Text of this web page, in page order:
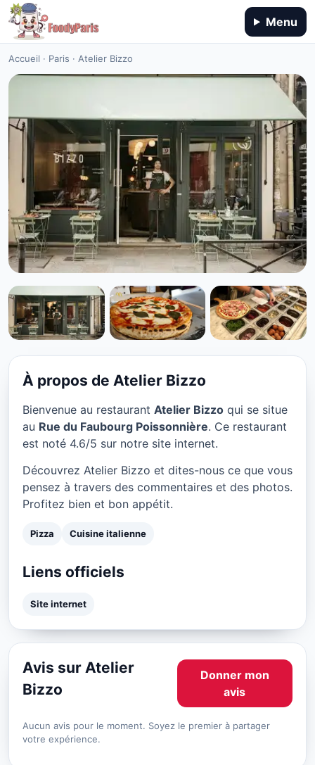
Menu
Accueil · Paris · Atelier Bizzo
PIZZA
Atelier Bizzo à Paris
★ 4.6/5
À propos de Atelier Bizzo
Bienvenue au restaurant Atelier Bizzo qui se situe
au Rue du Faubourg Poissonnière. Ce restaurant
est noté 4.6/5 sur notre site internet.
Découvrez Atelier Bizzo et dites-nous ce que vous
pensez à travers des commentaires et des photos.
Profitez bien et bon appétit.
Pizza Cuisine italienne
Liens officiels
Site internet
Avis sur Atelier
Bizzo
Donner mon
avis
Aucun avis pour le moment. Soyez le premier à partager
votre expérience.